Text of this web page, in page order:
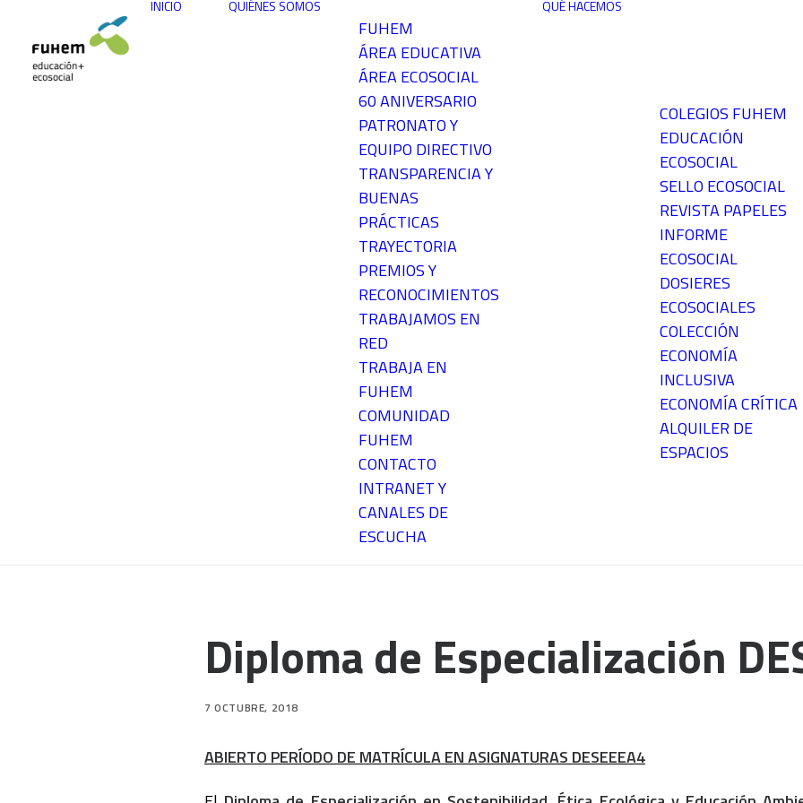
INICIO QUIÉNES SOMOS
FUHEM
ÁREA EDUCATIVA
ÁREA ECOSOCIAL
60 ANIVERSARIO
PATRONATO Y
EQUIPO DIRECTIVO
TRANSPARENCIA Y
BUENAS
PRÁCTICAS
TRAYECTORIA
PREMIOS Y
RECONOCIMIENTOS
TRABAJAMOS EN
RED
TRABAJA EN
FUHEM
COMUNIDAD
FUHEM
CONTACTO
INTRANET Y
CANALES DE
ESCUCHA
QUÉ HACEMOS
COLEGIOS FUHEM
EDUCACIÓN
ECOSOCIAL
SELLO ECOSOCIAL
REVISTA PAPELES
INFORME
ECOSOCIAL
DOSIERES
ECOSOCIALES
COLECCIÓN
ECONOMÍA
INCLUSIVA
ECONOMÍA CRÍTICA
ALQUILER DE
ESPACIOS
Diploma de Especialización
7 OCTUBRE, 2018
ABIERTO PERÍODO DE MATRÍCULA EN ASIGNATURAS DESEEEA4